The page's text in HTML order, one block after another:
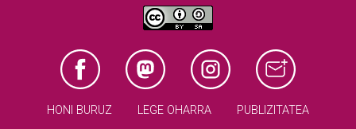
HONI BURUZ LEGE OHARRA PUBLIZITATEA